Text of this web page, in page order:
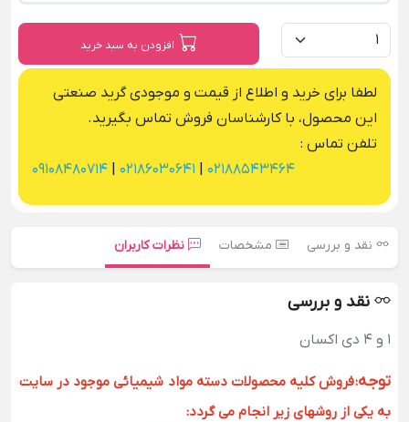
افزودن به سبد خرید
لطفا برای خرید و اطلاع از قیمت و موجودی گرید صنعتی
این محصول، با کارشناسان فروش تماس بگیرید.
تلفن تماس :
02188543464
02186030641
09108480714
نقد و بررسی مشخصات نظرات کاربران
نقد و بررسی
1 و 4 دی اکسان
توجه:فروش کلیه محصولات دسته مواد شیمیائی موجود در سایت
به یکی از روشهای زیر انجام می گردد: